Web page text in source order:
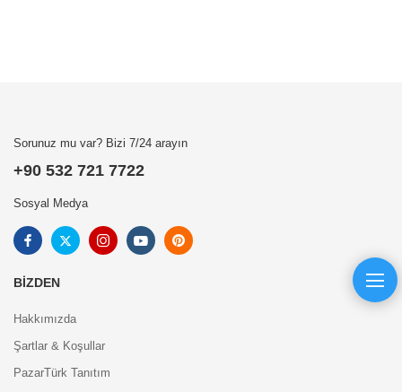
Sorunuz mu var? Bizi 7/24 arayın
+90 532 721 7722
Sosyal Medya
BIZDEN
Hakkımızda
Şartlar & Koşullar
PazarTürk Tanıtım